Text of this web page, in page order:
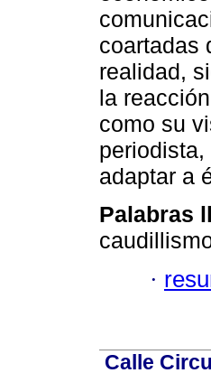
coartadas
realidad,
la
como su
adaptar a
Palabras
·
Calle